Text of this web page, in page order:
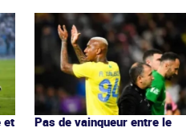
et
Pas de vainqueur entre le